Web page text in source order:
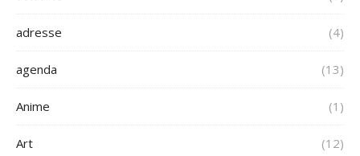
adresse (4)
agenda (13)
Anime (1)
Art (12)